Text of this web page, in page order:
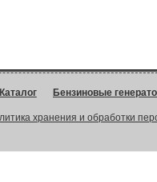
Каталог Бензиновые
хранения и обработки